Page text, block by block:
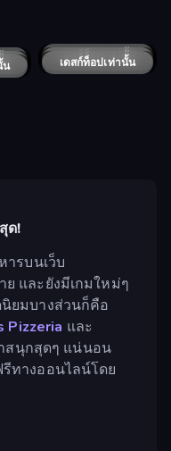
Food Truck Chef™: A Fun Cooking Game
Magic Kitchen: Merge Game Ring Restaurant
Top Pizza
Mom's Diary 2
Trucktopolis Cooking Chaos เดสก์ท็อปเท่านั้น
Papa's Cheeseria
เดสก์ท็อปเท่านั้น
Rush Hour Cafe
น เดสก์ท็อปเท่านั้น
Cookin'Truck
น
ด!
ารบนเว็บ
ย และยังมีเกมใหม่ๆ
ยมบางส่วนก็คือ
Pizzeria และ
สนุกสุดๆ แน่นอน
ทางออนไลน์โดย